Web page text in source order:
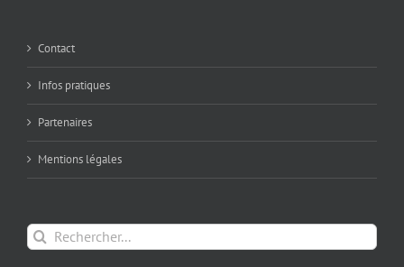
Contact
Infos pratiques
Partenaires
Mentions légales
Rechercher: